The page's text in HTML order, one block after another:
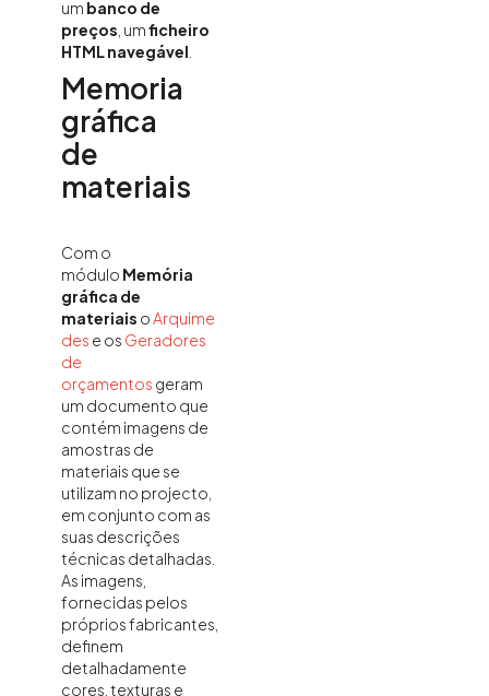
um banco de
preços , umficheiro
HTML navegável
Memoria
gráfica
de
materiais
Com o
módulo Memória
gráfica de
materiais oArquime
des e os Geradores
de
orçamentos geram
um documento que
contém imagens de
amostras de
materiais que se
utilizam no projecto,
em conjunto com as
suas descrições
técnicas detalhadas.
As imagens,
fornecidas pelos
próprios fabricantes,
definem
detalhadamente
cores, texturas e